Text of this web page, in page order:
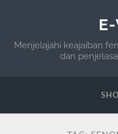
Menjelajahi keajaiban
dan